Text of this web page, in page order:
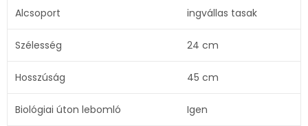
Alcsoport ingvállas tasak
Szélesség 24 cm
Hosszúság 45 cm
Biológiai úton lebomló Igen